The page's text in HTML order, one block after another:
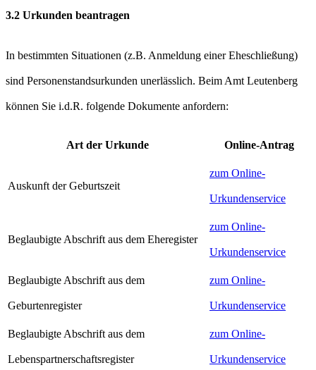
3.2 Urkunden beantragen
In bestimmten Situationen (z.B. Anmeldung einer Eheschließung)
sind Personenstandsurkunden unerlässlich. Beim Amt Leutenberg
können Sie i.d.R. folgende Dokumente anfordern:
Art der Urkunde Online-Antrag
Auskunft der Geburtszeit
zum Online-
Urkundenservice
Beglaubigte Abschrift aus dem Eheregister
zum Online-
Urkundenservice
Beglaubigte Abschrift aus dem
Geburtenregister
zum Online-
Urkundenservice
Beglaubigte Abschrift aus dem
Lebenspartnerschaftsregister
zum Online-
Urkundenservice